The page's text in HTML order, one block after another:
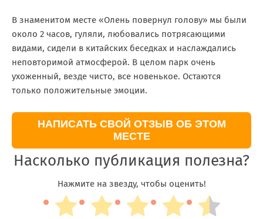
В знаменитом месте «Олень повернул голову» мы были
около 2 часов, гуляли, любовались потрясающими
видами, сидели в китайских беседках и наслаждались
неповторимой атмосферой. В целом парк очень
ухоженный, везде чисто, все новенькое. Остаются
только положительные эмоции.
НАПИСАТЬ СВОЙ ОТЗЫВ ОБ ЭТОМ
МЕСТЕ
Насколько публикация полезна?
Нажмите на звезду, чтобы оценить!